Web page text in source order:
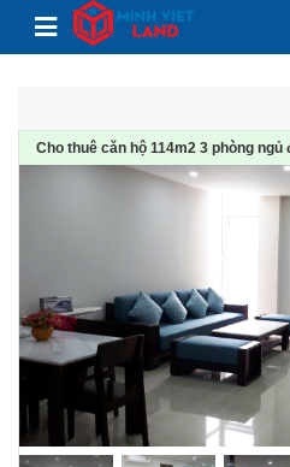
Skip to content Minh
Cho thuê căn hộ 114m2 3 phòng